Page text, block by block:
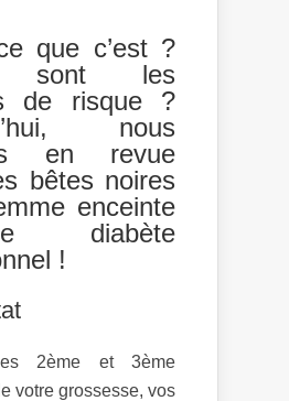
que c’est ?
sont les
de risque ?
nous
en revue
bêtes noires
enceinte
!
2ème et 3ème
votre grossesse, vos